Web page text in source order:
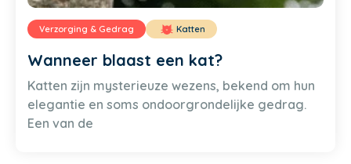
Verzorging & Gedrag Katten
Wanneer blaast een kat?
Katten zijn mysterieuze wezens, bekend om hun
elegantie en soms ondoorgrondelijke gedrag.
Een van de